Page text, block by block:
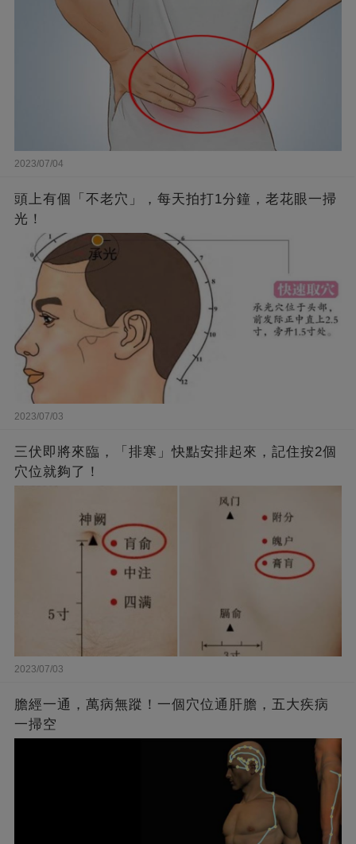
2023/07/04
頭上有個「不老穴」，每天拍打1分鐘，老花眼一掃
光！
2023/07/03
三伏即將來臨，「排寒」快點安排起來，記住按2個
穴位就夠了！
2023/07/03
膽經一通，萬病無蹤！一個穴位通肝膽，五大疾病
一掃空